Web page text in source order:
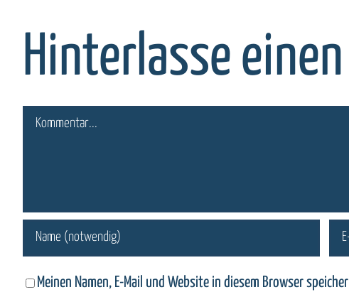
Hinterlasse
Kommentar
Meinen Namen, E-Mail und Website in diesem Browser